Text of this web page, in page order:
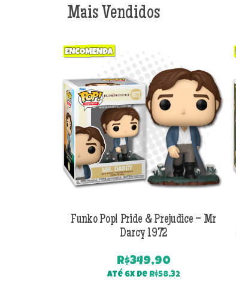
Mais Vendidos
Funko Pop! Pride & Prejudice – Mr
Darcy 1972
R$349,90
Até 6x de R$58,32